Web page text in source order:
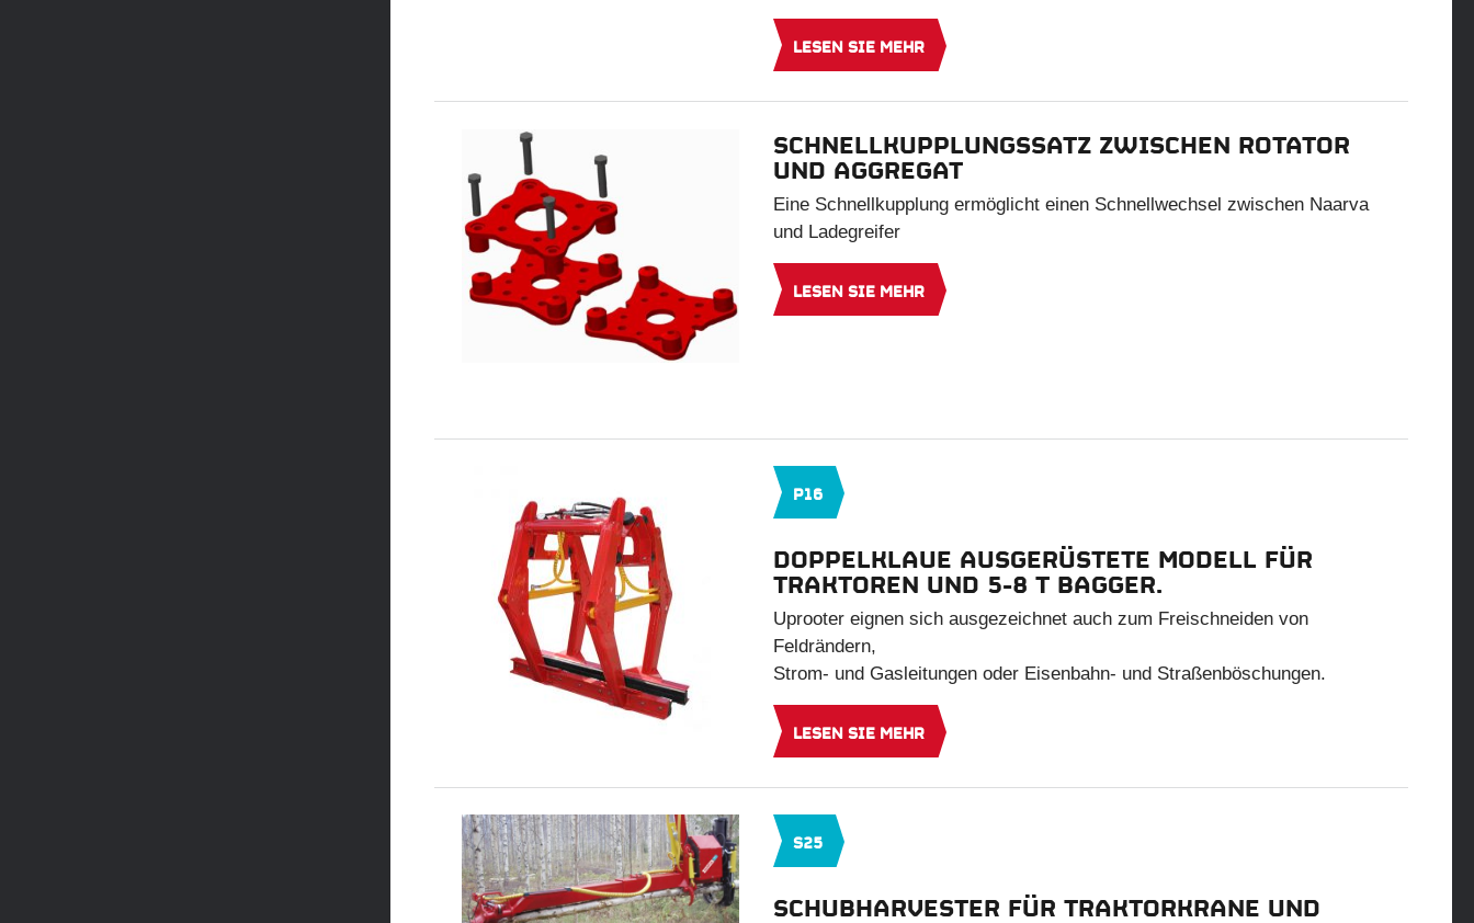
LESEN SIE MEHR
SCHNELLKUPPLUNGSSATZ ZWISCHEN ROTATOR
UND AGGREGAT
Eine Schnellkupplung ermöglicht einen Schnellwechsel zwischen Naarva
und Ladegreifer
LESEN SIE MEHR
P16
DOPPELKLAUE AUSGERÜSTETE MODELL FÜR
TRAKTOREN UND 5-8 T BAGGER.
Uprooter eignen sich ausgezeichnet auch zum Freischneiden von
Feldrändern,
Strom- und Gasleitungen oder Eisenbahn- und Straßenböschungen.
LESEN SIE MEHR
S25
SCHUBHARVESTER FÜR TRAKTORKRANE UND